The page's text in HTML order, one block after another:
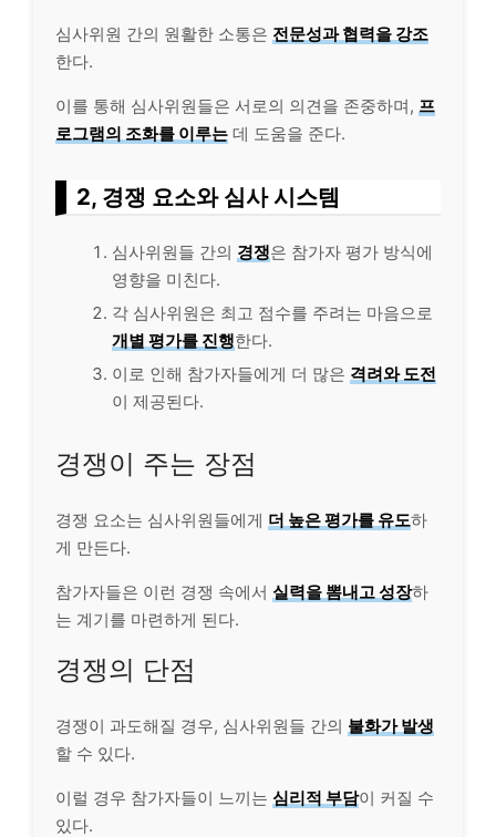
심사위원 간의 원활한 소통은 전문성과 협력을 강조
한다.
이를 통해 심사위원들은 서로의 의견을 존중하며, 프
로그램의 조화를 이루는 데 도움을 준다.
2, 경쟁 요소와 심사 시스템
심사위원들 간의 경쟁은 참가자 평가 방식에
영향을 미친다.
각 심사위원은 최고 점수를 주려는 마음으로
개별 평가를 진행한다.
이로 인해 참가자들에게 더 많은 격려와 도전
이 제공된다.
경쟁이 주는 장점
경쟁 요소는 심사위원들에게 더 높은 평가를 유도하
게 만든다.
참가자들은 이런 경쟁 속에서 실력을 뽐내고 성장하
는 계기를 마련하게 된다.
경쟁의 단점
경쟁이 과도해질 경우, 심사위원들 간의 불화가 발생
할 수 있다.
이럴 경우 참가자들이 느끼는 심리적 부담이 커질 수
있다.